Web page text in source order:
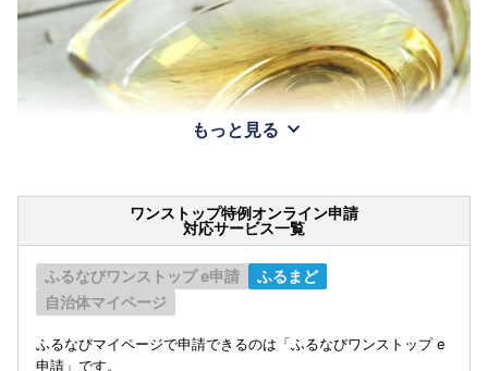
もっと見る
ワンストップ特例オンライン申請
対応サービス一覧
ふるなびワンストップ e申請
ふるまど
自治体マイページ
ふるなびマイページで申請できるのは「ふるなびワンストップ e
申請」です。